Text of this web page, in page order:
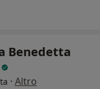
Benedetta
· Altro